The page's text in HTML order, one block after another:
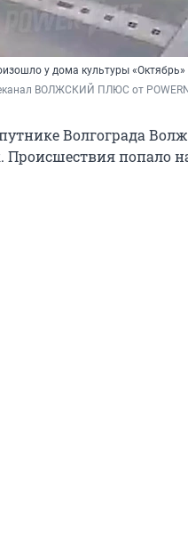
у дома культуры «Октябрь»
ВОЛЖСКИЙ ПЛЮС от
Волгограда
Происшествия попало